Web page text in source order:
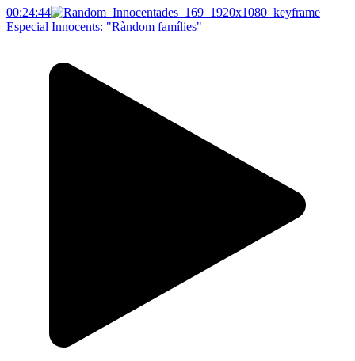
00:24:44
Especial Innocents: "Ràndom famílies"